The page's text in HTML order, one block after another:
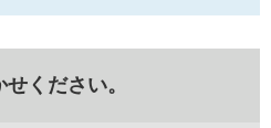
ください。